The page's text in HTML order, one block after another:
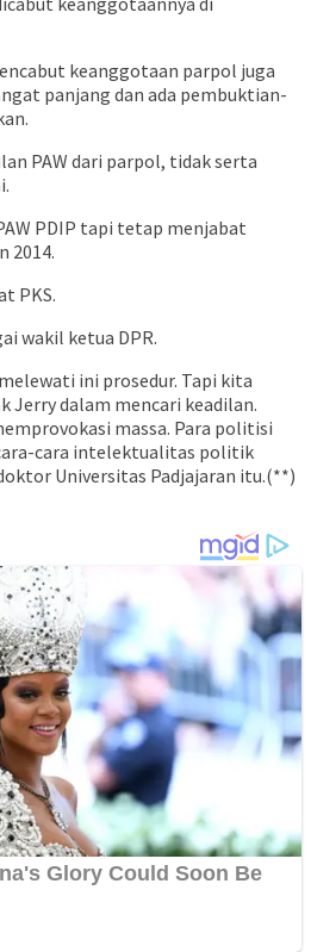
keanggotaan parpol juga
panjang dan ada pembuktian-
PAW dari parpol, tidak serta
PDIP tapi tetap menjabat
2014.
PKS.
wakil ketua DPR.
ini prosedur. Tapi kita
Jerry dalam mencari keadilan.
massa. Para politisi
cara intelektualitas politik
Universitas Padjajaran itu.(**)